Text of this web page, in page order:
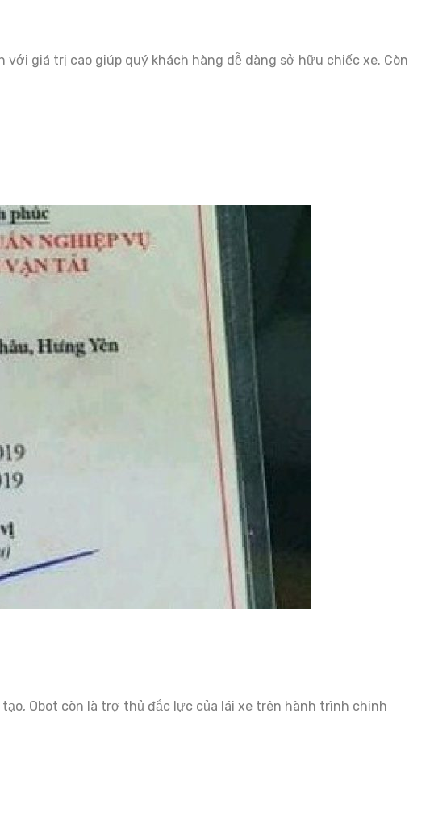
giá trị cao giúp quý khách hàng dễ dàng sở hữu chiếc xe. Còn
Obot còn là trợ thủ đắc lực của lái xe trên hành trình chinh